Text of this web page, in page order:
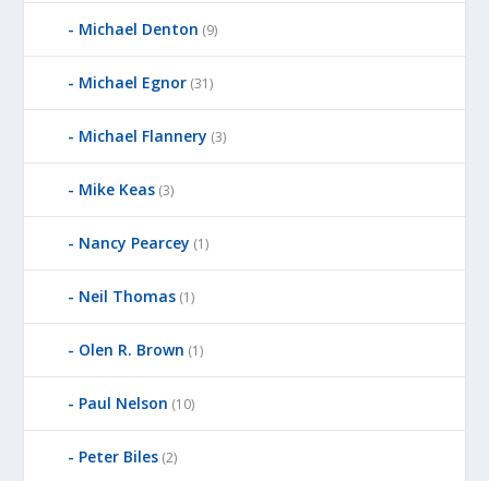
Michael Denton (9)
Michael Egnor (31)
Michael Flannery (3)
Mike Keas (3)
Nancy Pearcey (1)
Neil Thomas (1)
Olen R. Brown (1)
Paul Nelson (10)
Peter Biles (2)